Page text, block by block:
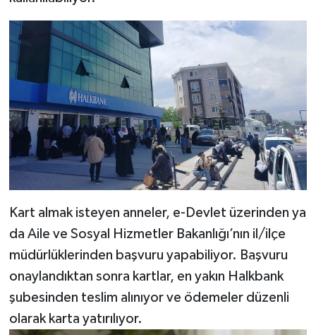
Kart almak isteyen anneler, e-Devlet üzerinden ya
da Aile ve Sosyal Hizmetler Bakanlığı’nın il/ilçe
müdürlüklerinden başvuru yapabiliyor. Başvuru
onaylandıktan sonra kartlar, en yakın Halkbank
şubesinden teslim alınıyor ve ödemeler düzenli
olarak karta yatırılıyor.